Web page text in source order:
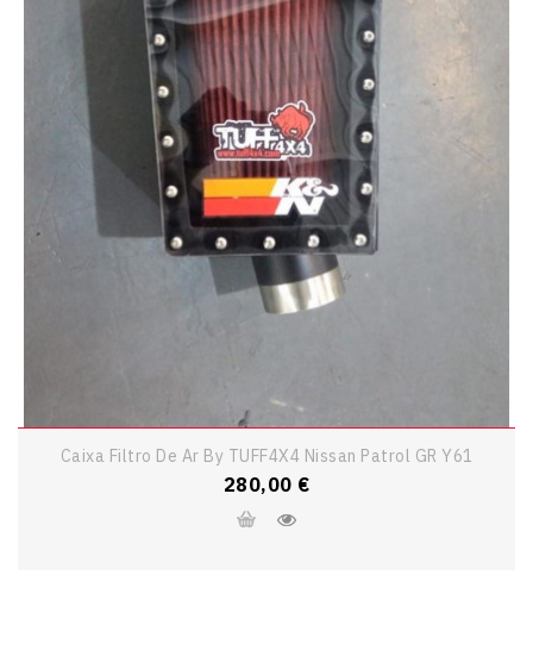
Caixa Filtro De Ar By TUFF4X4 Nissan Patrol GR Y61
Preço
280,00 €